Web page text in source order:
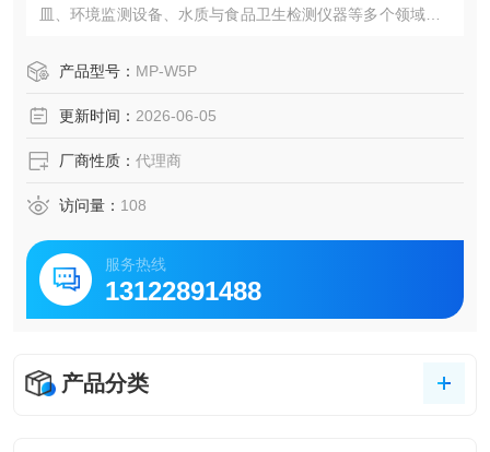
皿、环境监测设备、水质与食品卫生检测仪器等多个领域，S
检测、实验室采样等场景的常用设备。
产品型号： MP-W5P
更新时间： 2026-06-05
厂商性质： 代理商
访问量： 108
服务热线
13122891488
产品分类